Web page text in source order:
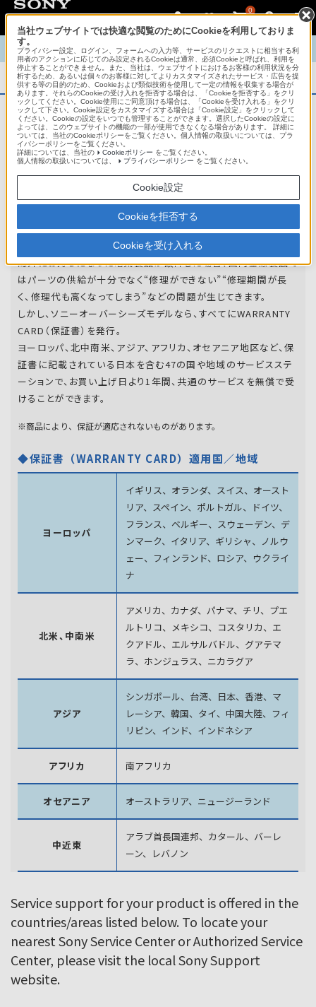
0
TOP 商品概要 商品情報 English 中文
商品概要
アフターサービス
オーバーシーズモデルは、いろいろな国
地域で共通の保証を実施しています。
世界47の国や地域で共通の保証サービスを実施し
ています。
海外にお持ちになった電気製品が故障した場合、国内仕様製品で
はパーツの供給が十分でなく“修理ができない”“修理期間が長
く、修理代も高くなってしまう”などの問題が生じてきます。
しかし、ソニーオーバーシーズモデルなら、すべてにWARRANTY
CARD（保証書）を発行。
ヨーロッパ、北中南米、アジア、アフリカ、オセアニア地区など、保
証書に記載されている日本を含む47の国や地域のサービスステ
ーションで、お買い上げ日より1年間、共通のサービスを無償で受
けることができます。
※商品により、保証が適応されないものがあります。
◆保証書（WARRANTY CARD）適用国／地域
ヨーロッパ
イギリス、オランダ、スイス、オースト
リア、スペイン、 ポルトガル、ドイツ、
フランス、ベルギー、スウェーデン、 デ
ンマーク、イタリア、ギリシャ、ノルウ
ェー、フィンランド、 ロシア、ウクライ
ナ
北米、中南米
アメリカ、カナダ、パナマ、チリ、プエ
ルトリコ、メキシコ、 コスタリカ、エ
クアドル、エルサルバドル、グアテマ
ラ、 ホンジュラス、ニカラグア
アジア
シンガポール、台湾、日本、香港、マ
レーシア、韓国、 タイ、中国大陸、フィ
リピン、インド、インドネシア
アフリカ 南アフリカ
オセアニア オーストラリア、ニュージーランド
中近東
アラブ首長国連邦、カタール、バーレ
ーン、レバノン
Service support for your product is offered in the
countries/areas listed below. To locate your
nearest Sony Service Center or Authorized Service
Center, please visit the local Sony Support
website.
当社ウェブサイトでは快適な閲覧のためにCookieを利用しておりま
す。
プライバシー設定、ログイン、フォームへの入力等、サービスのリクエストに相当する利
用者のアクションに応じてのみ設定されるCookieは通常、必須Cookieと呼ばれ、利用を
停止することができません。また、当社は、ウェブサイトにおけるお客様の利用状況を分
析するため、あるいは個々のお客様に対してよりカスタマイズされたサービス・広告を提
供する等の目的のため、Cookieおよび類似技術を使用して一定の情報を収集する場合が
あります。それらのCookieの受け入れを拒否する場合は、「Cookieを拒否する」をクリ
ックしてください。Cookie使用にご同意頂ける場合は、「Cookieを受け入れる」をクリ
ックして下さい。Cookie設定をカスタマイズする場合は「Cookie設定」をクリックして
ください。Cookieの設定をいつでも管理することができます。選択したCookieの設定に
よっては、このウェブサイトの機能の一部が使用できなくなる場合があります。 詳細に
ついては、当社のCookieポリシーをご覧ください。個人情報の取扱いについては、プラ
イバシーポリシーをご覧ください。
詳細については、当社の
Cookieポリシー をご覧ください。
個人情報の取扱いについては、
プライバシーポリシー をご覧ください。
Cookie設定
Cookieを拒否する
Cookieを受け入れる